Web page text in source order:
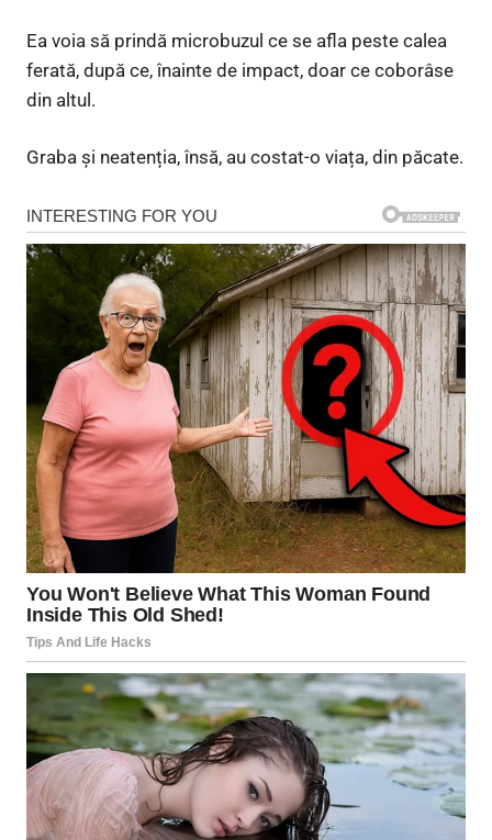
Ea voia să prindă microbuzul ce se afla peste calea
ferată, după ce, înainte de impact, doar ce coborâse
din altul.
Graba și neatenția, însă, au costat-o viața, din păcate.